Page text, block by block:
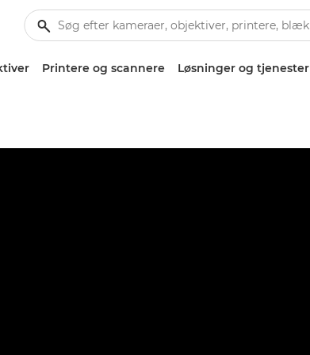
Printere og scannere Løsninger og tjenester